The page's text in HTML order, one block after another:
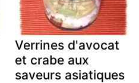
Verrines d'avocat
et crabe aux
saveurs asiatiques